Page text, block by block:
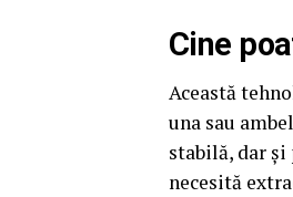
Cine
Această
una sau
stabilă, dar și
necesită